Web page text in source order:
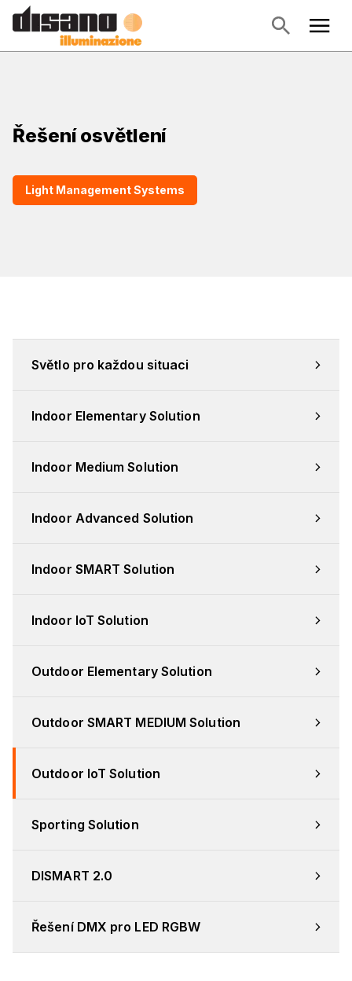
Řešení osvětlení
Light Management Systems
Světlo pro každou situaci
Indoor Elementary Solution
Indoor Medium Solution
Indoor Advanced Solution
Indoor SMART Solution
Indoor IoT Solution
Outdoor Elementary Solution
Outdoor SMART MEDIUM Solution
Outdoor IoT Solution
Sporting Solution
DISMART 2.0
Řešení DMX pro LED RGBW